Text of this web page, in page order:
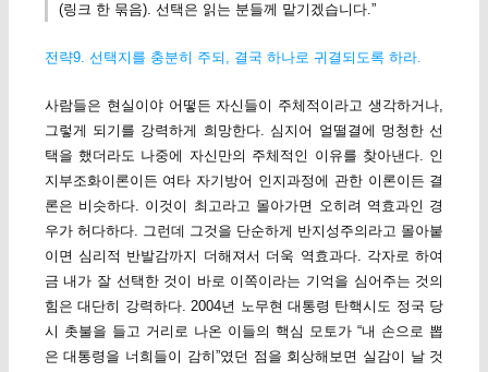
(링크 한 묶음). 선택은 읽는 분들께 맡기겠습니다.”
전략9. 선택지를 충분히 주되, 결국 하나로 귀결되도록 하라.
사람들은 현실이야 어떻든 자신들이 주체적이라고 생각하거나,
그렇게 되기를 강력하게 희망한다. 심지어 얼떨결에 멍청한 선
택을 했더라도 나중에 자신만의 주체적인 이유를 찾아낸다. 인
지부조화이론이든 여타 자기방어 인지과정에 관한 이론이든 결
론은 비슷하다. 이것이 최고라고 몰아가면 오히려 역효과인 경
우가 허다하다. 그런데 그것을 단순하게 반지성주의라고 몰아붙
이면 심리적 반발감까지 더해져서 더욱 역효과다. 각자로 하여
금 내가 잘 선택한 것이 바로 이쪽이라는 기억을 심어주는 것의
힘은 대단히 강력하다. 2004년 노무현 대통령 탄핵시도 정국 당
시 촛불을 들고 거리로 나온 이들의 핵심 모토가 “내 손으로 뽑
은 대통령을 너희들이 감히”였던 점을 회상해보면 실감이 날 것